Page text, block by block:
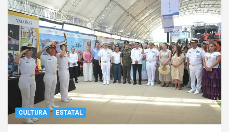
CULTURA ESTATAL